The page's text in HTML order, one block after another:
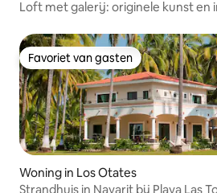
Loft met galerij: originele kunst en
Favoriet van gasten
Favoriet van gasten
Woning in Los Otates
Strandhuis in Nayarit bij Playa Las